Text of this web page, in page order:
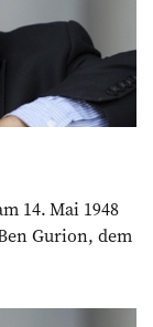
14. Mai 1948
Gurion, dem